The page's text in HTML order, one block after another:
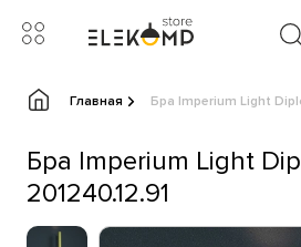
Главная Бра Imperium Light
Бра Imperium Light
201240.12.91